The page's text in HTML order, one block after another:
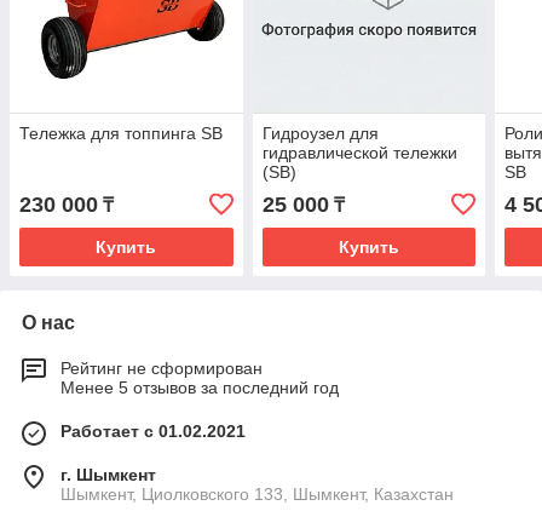
Тележка для топпинга SB
230 000 ₸
Купить
Гидроузел для
гидравлической тележки
(SB)
25 000₸
Купить
SB
4
О нас
Рейтинг не сформирован
Менее 5 отзывов за последний год
Работает с 01.02.2021
г. Шымкент
Шымкент, Циолковского 133, Шымкент, Казахстан